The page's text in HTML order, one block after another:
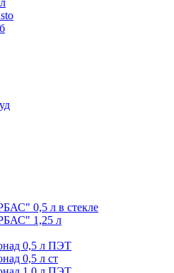
0,5 л в стекле
1,25 л
0,5 л ПЭТ
0,5 л ст